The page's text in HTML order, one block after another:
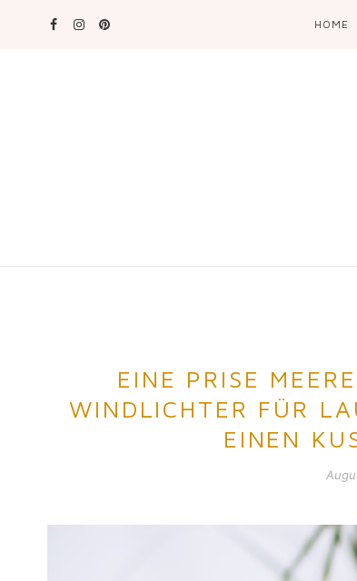
HOME
EINE PRISE
WINDLICHTER FÜR
EINEN